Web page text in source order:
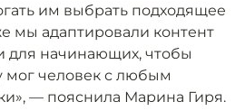
им выбрать подходящее
мы адаптировали контент
для начинающих, чтобы
мог человек с любым
— пояснила Марина Гиря.